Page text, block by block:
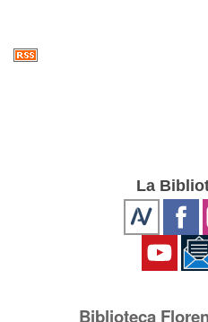
La
Biblioteca